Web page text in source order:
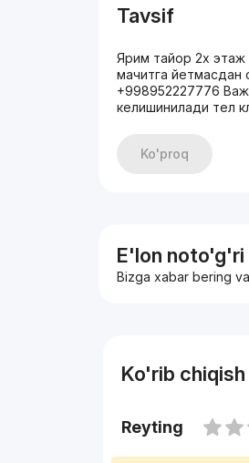
Tavsif
Ярим тайор 2х этаж
мачитга
+998952227776
келишинилади тел
Ko'proq
E'lon
Bizga xabar bering
Ko'rib
Reyting